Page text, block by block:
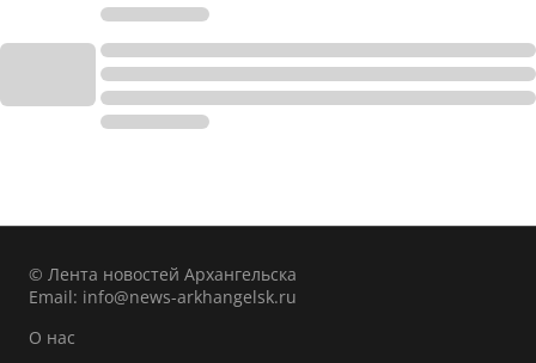
© Лента новостей Архангельска
Email: info@news-arkhangelsk.ru
О нас